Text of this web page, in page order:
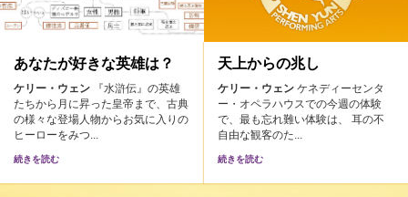
あなたが好きな英雄は？
ケリー・ウェン
『水滸伝』の英雄
たちから月に昇った皇帝まで、古典
の様々な登場人物からお気に入りの
ヒーローをみつ...
続きを読む
天上からの兆し
ケリー・ウェン ケネディーセンタ
ー・オペラハウスでの今週の体験
で、最も忘れ難い体験は、 耳の不
自由な観客のた...
続きを読む